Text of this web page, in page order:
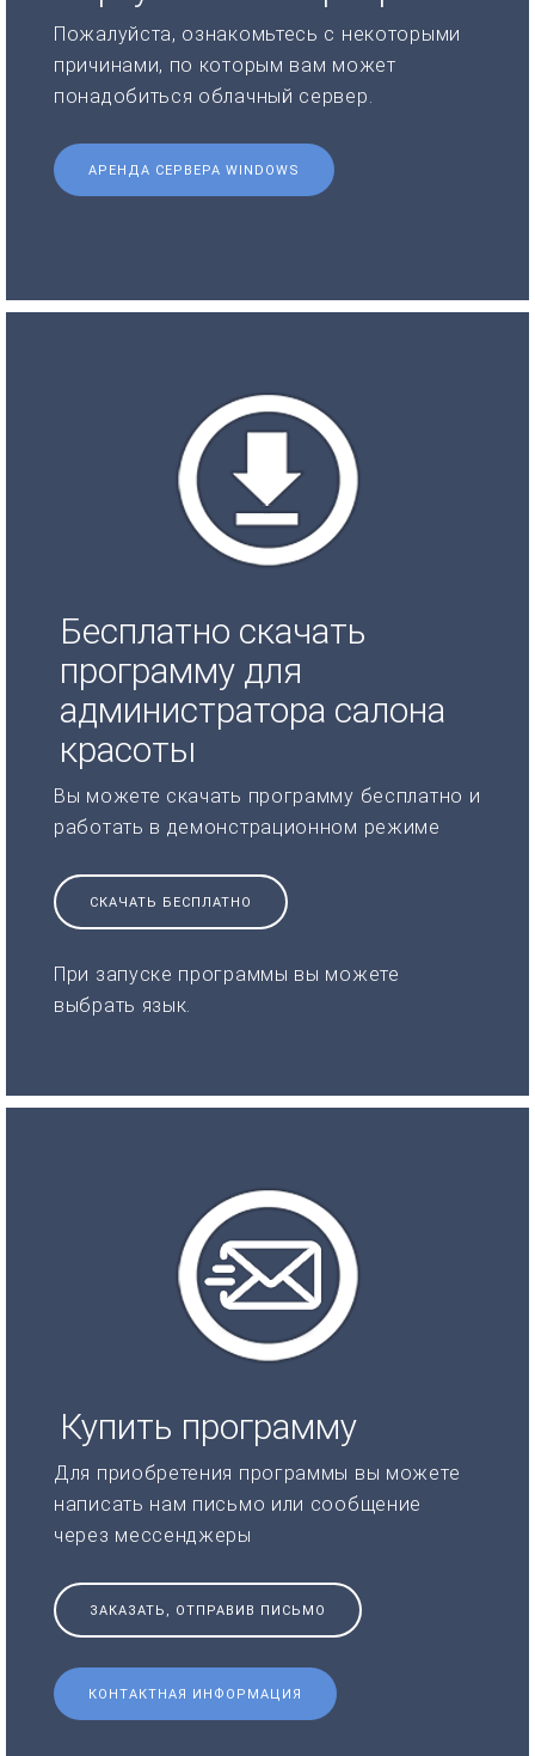
Пожалуйста, ознакомьтесь с некоторыми
причинами, по которым вам может
понадобиться облачный сервер.
АРЕНДА СЕРВЕРА WINDOWS
Бесплатно скачать
программу для
администратора салона
красоты
Вы можете скачать программу бесплатно и
работать в демонстрационном режиме
СКАЧАТЬ БЕСПЛАТНО
При запуске программы вы можете
выбрать язык.
Купить программу
Для приобретения программы вы можете
написать нам письмо или сообщение
через мессенджеры
ЗАКАЗАТЬ, ОТПРАВИВ ПИСЬМО
КОНТАКТНАЯ ИНФОРМАЦИЯ